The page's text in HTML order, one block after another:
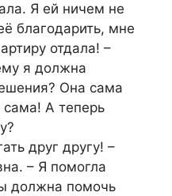
Я ей ничем не
благодарить, мне
отдала! –
я должна
Она сама
А теперь
друг другу! –
– Я помогла
должна помочь